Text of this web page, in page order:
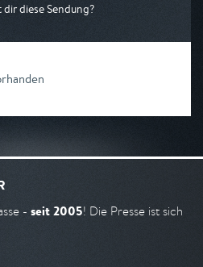
diese Sendung?
- seit 2005! Die Presse ist sich